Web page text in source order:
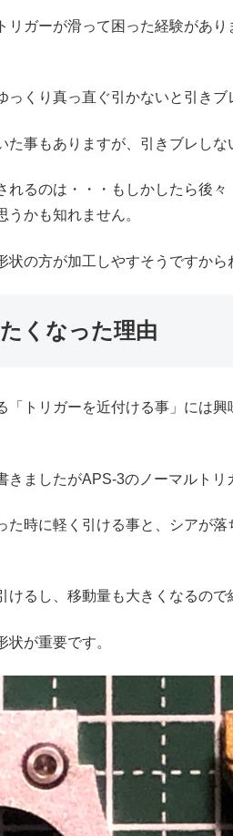
リガーが滑って困った経験があ
っくり真っ直ぐ引かないと引きブ
た事もありますが、引きブレしな
れるのは・・・もしかしたら後
うかも知れません。
状の方が加工しやすそうですから
くなった理由
「トリガーを近付ける事」には
きましたがAPS-3のノーマルトリ
た時に軽く引ける事と、シアが
けるし、移動量も大きくなるので
状が重要です。